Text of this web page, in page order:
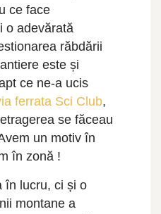
ce face
o adevărată
răbdării
este și
ce ne-a ucis
ferrata Sci Club,
se făceau
un motiv în
în zonă !
în lucru, ci și o
montane a